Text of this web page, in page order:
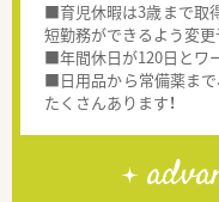
■育児休暇は3歳まで取
短勤務ができるよう変更
■年間休日が120日とワ
■日用品から常備薬まで
たくさんあります！